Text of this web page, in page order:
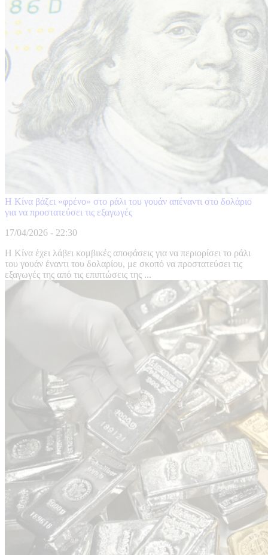
Η Κίνα βάζει «φρένο» στο ράλι του γουάν απέναντι στο δολάριο
για να προστατεύσει τις εξαγωγές
17/04/2026 - 22:30
Η Κίνα έχει λάβει κομβικές αποφάσεις για να περιορίσει το ράλι
του γουάν έναντι του δολαρίου, με σκοπό να προστατεύσει τις
εξαγωγές της από τις επιπτώσεις της ...